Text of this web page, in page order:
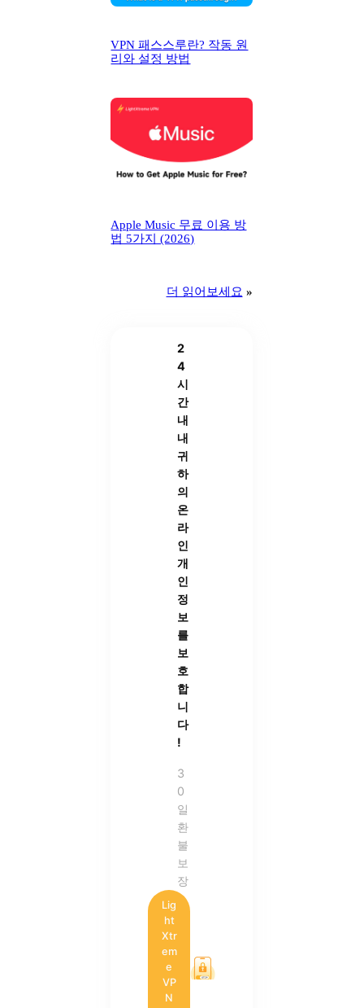
VPN 패스스루란? 작동 원
리와 설정 방법
Apple Music 무료 이용 방
법 5가지 (2026)
더 읽어보세요 »
2
4
시
간
내
내
귀
하
의
온
라
인
개
인
정
보
를
보
호
합
니
다
!
3
0
일
환
불
보
장
Lig
ht
Xtr
em
e
VP
N